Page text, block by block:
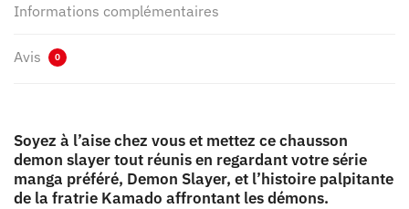
Informations complémentaires
Avis 0
Soyez à l’aise chez vous et mettez ce chausson
demon slayer tout réunis en regardant votre série
manga préféré, Demon Slayer, et l’histoire palpitante
de la fratrie Kamado affrontant les démons.